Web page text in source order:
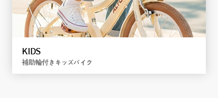
詳しく見る
KIDS
補助輪付きキッズバイク